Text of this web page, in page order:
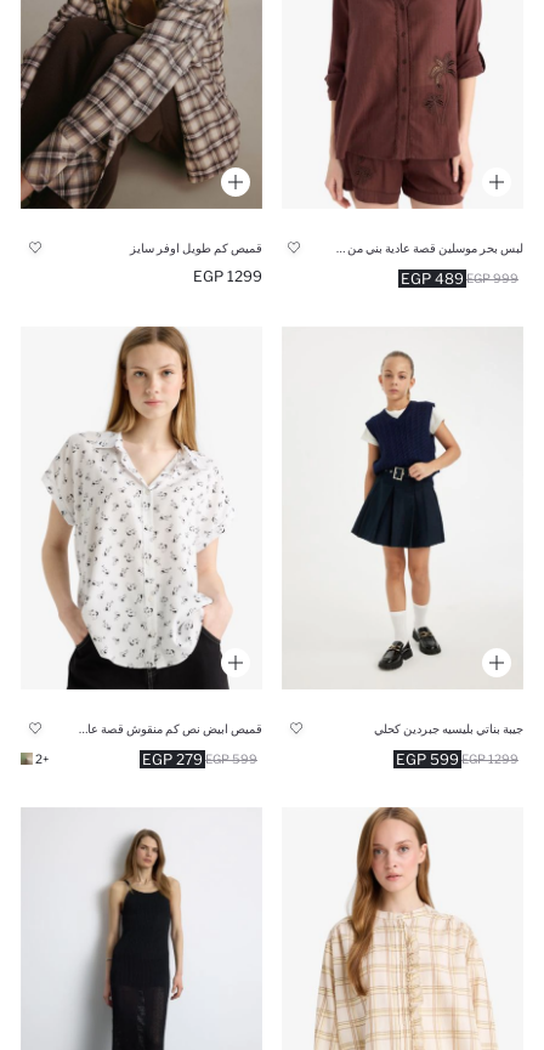
489 EGP 999 EGP
قميص كم طويل اوفر سايز
1299 EGP
جيبة بناتي بليسيه جبردين كحلي
599 EGP 1299 EGP
279 EGP 599 EGP
+2